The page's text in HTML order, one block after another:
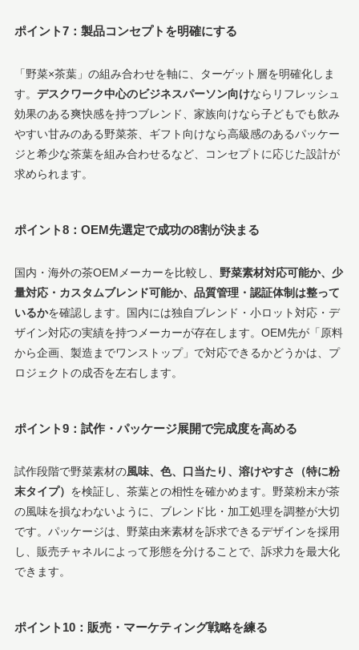
ポイント7：製品コンセプトを明確にする
「野菜×茶葉」の組み合わせを軸に、ターゲット層を明確化しま
す。 デスクワーク中心のビジネスパーソン向けならリフレッシュ
効果のある爽快感を持つブレンド、家族向けなら子どもでも飲み
やすい甘みのある野菜茶、ギフト向けなら高級感のあるパッケー
ジと希少な茶葉を組み合わせるなど、コンセプトに応じた設計が
求められます。
ポイント8：OEM先選定で成功の8割が決まる
国内・海外の茶OEMメーカーを比較し、 野菜素材対応可能か、少
量対応・カスタムブレンド可能か、品質管理・認証体制は整って
いるかを確認します。国内には独自ブレンド・小ロット対応・デ
ザイン対応の実績を持つメーカーが存在します。OEM先が「原料
から企画、製造までワンストップ」で対応できるかどうかは、プ
ロジェクトの成否を左右します。
ポイント9：試作・パッケージ展開で完成度を高める
試作段階で野菜素材の風味、色、口当たり、溶けやすさ（特に粉
末タイプ） を検証し、茶葉との相性を確かめます。野菜粉末が茶
の風味を損なわないように、ブレンド比・加工処理を調整が大切
です。パッケージは、野菜由来素材を訴求できるデザインを採用
し、販売チャネルによって形態を分けることで、訴求力を最大化
できます。
ポイント10：販売・マーケティング戦略を練る